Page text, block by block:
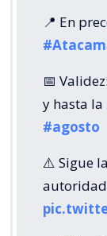
📍 En
📅
y hasta la
#agosto
⚠️ Sigue